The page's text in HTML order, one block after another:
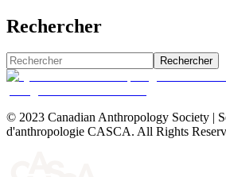
Rechercher
Rechercher
© 2023 Canadian Anthropology Society |
d'anthropologie CASCA. All Rights